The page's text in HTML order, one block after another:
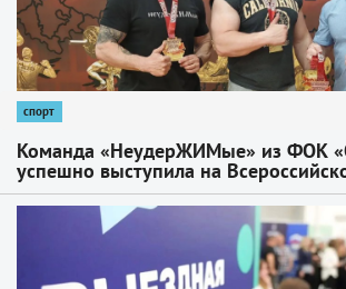
спорт
Команда «НеудерЖИМые» из ФОК
успешно выступила на
русскому жиму в Коврове